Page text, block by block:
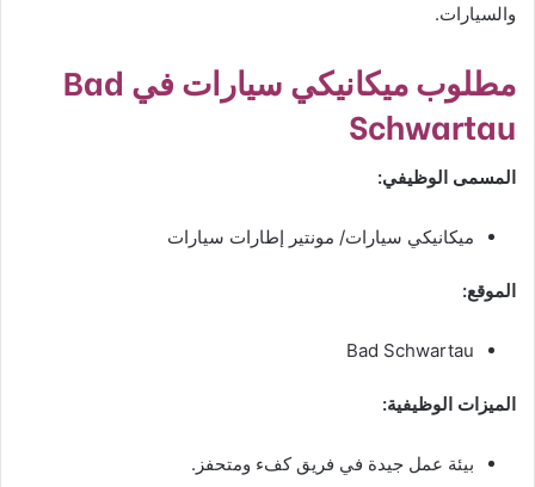
والسيارات.
مطلوب ميكانيكي سيارات في Bad
Schwartau
المسمى الوظيفي:
ميكانيكي سيارات/ مونتير إطارات سيارات
الموقع:
Bad Schwartau
الميزات الوظيفية:
بيئة عمل جيدة في فريق كفء ومتحفز.